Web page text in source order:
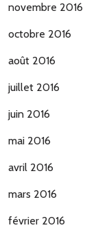
novembre 2016
octobre 2016
août 2016
juillet 2016
juin 2016
mai 2016
avril 2016
mars 2016
février 2016